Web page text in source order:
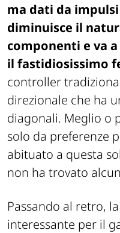
ma dati da
diminuisce il
componenti e va
il fastidiosissimo
controller
direzionale che ha
diagonali. Meglio o
solo da preferenze
abituato a questa
non ha trovato
Passando al retro,
interessante per il